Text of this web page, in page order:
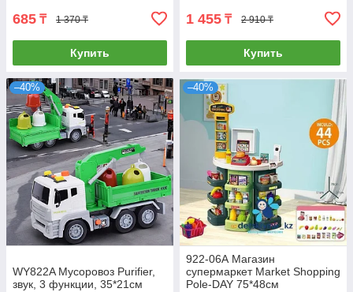
685 ₸ 1 370 ₸
Купить
1 455 ₸ 2 910 ₸
Купить
–40%
WY822A Мусоровоз Purifier,
звук, 3 функции, 35*21см
–40%
922-06А Магазин
супермаркет Market Shopping
Pole-DAY 75*48см